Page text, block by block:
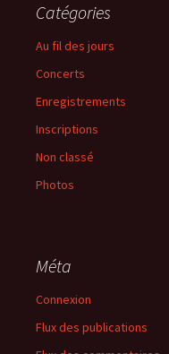
Catégories
Au fil des jours
Concerts
Enregistrements
Inscriptions
Non classé
Photos
Méta
Connexion
Flux des publications